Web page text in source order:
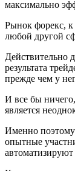
максимально
Рынок форекс, к
любой другой
Действительно
результата
прежде чем у
И все бы
является
Именно поэтому
опытные
автоматизируют